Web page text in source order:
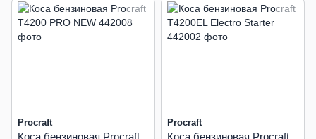
Procraft
Коса бензиновая Procraft
Procraft
Коса бензиновая Procraft